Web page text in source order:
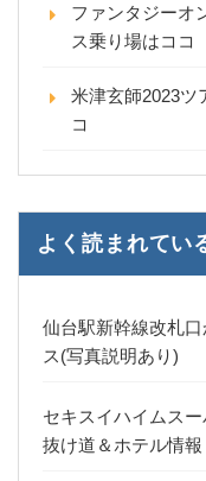
ファンタジーオ
ス乗り場はココ
米津玄師2023ツ
コ
よく読まれてい
仙台駅新幹線改札
ス(写真説明あり)
セキスイハイムス
抜け道＆ホテル情報